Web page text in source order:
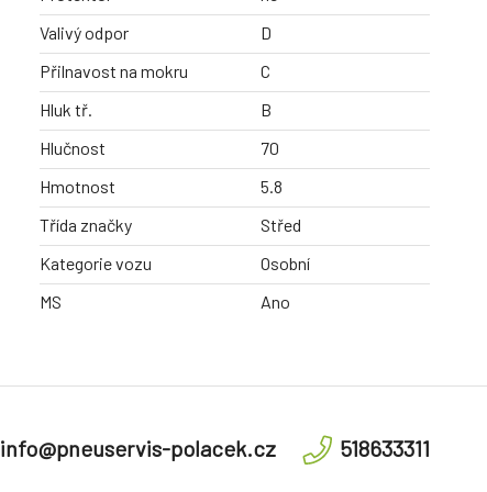
Valivý odpor
D
Přilnavost na mokru
C
Hluk tř.
B
Hlučnost
70
Hmotnost
5.8
Třída značky
Střed
Kategorie vozu
Osobní
MS
Ano
info@pneuservis-polacek.cz 518633311